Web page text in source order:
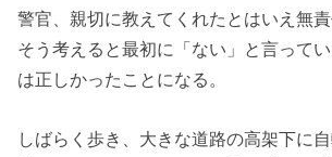
警官、親切に教えてくれたとはいえ無
そう考えると最初に「ない」と言って
は正しかったことになる。
しばらく歩き、大きな道路の高架下に